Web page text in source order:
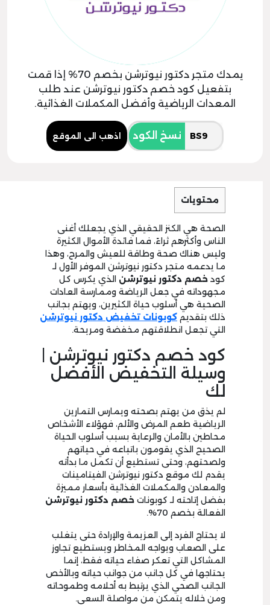
يمدك متجر دكتور نيوترشن بخصم 70% إذا قمت
بتفعيل كود خصم دكتور نيوترشن عند طلب
المعدات الرياضية وأفضل المكملات الغذائية.
نسخ الكود اذهب الى الموقع
محتويات
الصحة هي الكنز الحقيقي الذي يجعلك أغنى
الناس وأكثرهم ثراءً، فما فائدة الأموال الكثيرة
وليس هناك صحة وطاقة للعيش والمرح، وهذا
ما يدعمه متجر دكتور نيوترشن الموفر الأول لـ
كود خصم دكتور نيوترشن الذي يكرس كل
مجهوداته في جعل الرياضة وممارسة العادات
الصحية هي أسلوب حياة الكثيرين، ويهتم بجانب
ذلك بتقديم كوبونات تخفيض دكتور نيوترشن
التي تجعل انطلاقتهم مخفضة ومريحة.
كود خصم دكتور نيوترشن |
وسيلة التخفيض الأفضل
لك
لم يذق من يهتم بصحته ويمارس التمارين
الرياضية طعم المرض والألم، فهؤلاء الأشخاص
محاطين بالأمان والرعاية بسبب أسلوب الحياة
الصحيح الذي يقومون باتباعه في حياتهم
ولصحتهم، وحتى تستطيع أن تكمل ما بدأته
يقدم لك موقع دكتور نيوترشن الفيتامينات
والمعادن والمكملات الغذائية بأسعار مميزة
بفضل إتاحته لـ كوبونات خصم دكتور نيوترشن
الفعالة بخصم 70%.
لا يحتاج الفرد إلى العزيمة والإرادة حتى يتغلب
على الصعاب ويواجه المخاطر ويستطيع تجاوز
المشاكل التي تعكر صفاء حياته فقط، إنما
يحتاجها في كل جانب من جوانب حياته وبالأخص
الجانب الصحي الذي يرتبط به أحلامه وطموحاته
ومن خلاله يتمكن من مواصلة السعي.